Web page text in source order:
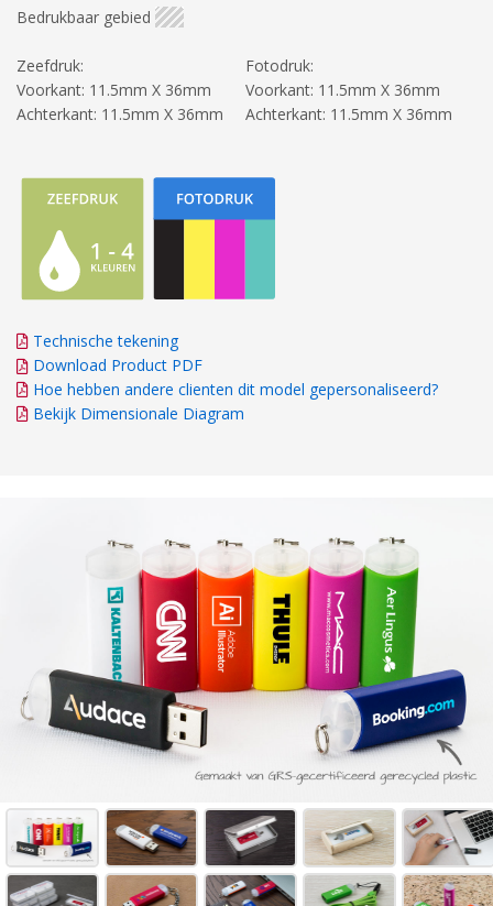
Bedrukbaar gebied
Zeefdruk:
Voorkant: 11.5mm X 36mm
Achterkant: 11.5mm X 36mm
Fotodruk:
Voorkant: 11.5mm X 36mm
Achterkant: 11.5mm X 36mm
Technische tekening
Download Product PDF
Hoe hebben andere clienten dit model gepersonaliseerd?
Bekijk Dimensionale Diagram